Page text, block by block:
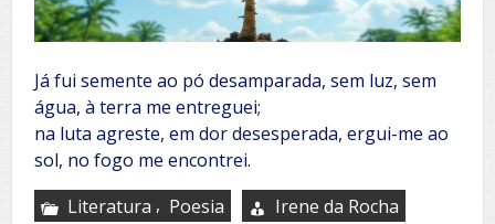
Já fui semente ao pó desamparada, sem luz, sem
água, à terra me entreguei;
na luta agreste, em dor desesperada, ergui-me ao
sol, no fogo me encontrei.
Literatura , Poesia
Irene da Rocha